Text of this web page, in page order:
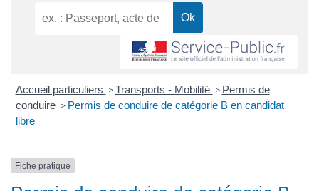
Accueil particuliers > Transports - Mobilité > Permis de
conduire > Permis de conduire de catégorie B en candidat
libre
Fiche pratique